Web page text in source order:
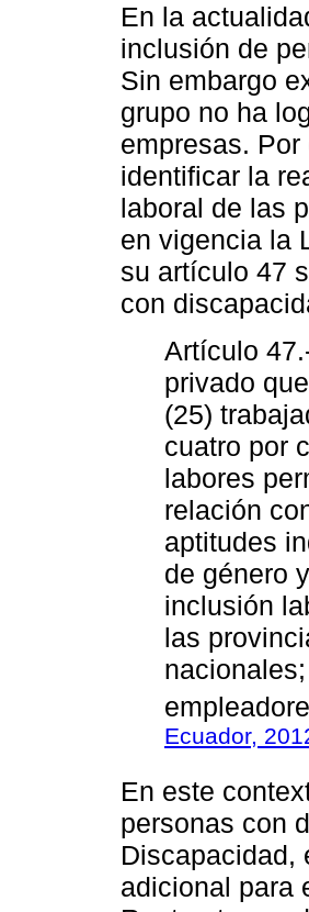
En la
inclusión de
Sin embargo
grupo no ha
empresas.
identificar la
laboral de las
en vigencia la
su artículo 47
con
Artículo
privado
(25)
cuatro por
labores
relación
aptitudes
de género
inclusión
las
Ecuador,
En este
personas con
Discapacidad,
adicional para